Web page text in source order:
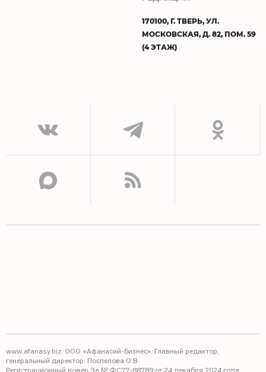
170100, Г. ТВЕРЬ, УЛ.
МОСКОВСКАЯ, Д. 82, ПОМ. 59
(4 ЭТАЖ)
www.afanasy.biz. ООО «Афанасий-бизнес». Главный редактор,
генеральный директор: Поспелова О.В.
Регистрационный номер Эл № ФС77-88789 от 24 декабря 2024 года